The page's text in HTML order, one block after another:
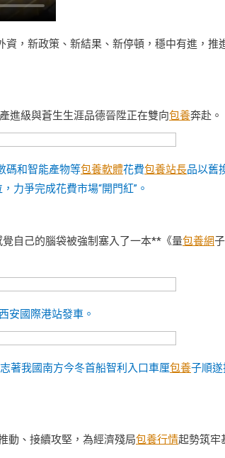
資，新政策、新結果、新停頓，穩中有進，推
進級與蒼生生涯品德晉陞正在雙向包養奔赴。
碼和智能產物等包養軟體花費包養站長品以舊
力爭完成花費市場“開門紅”。
自己的腦袋被強制塞入了一本**《量包養網
安國際港站發車。
著我國南方今冬首船智利入口車厘包養子順遂
動、接續攻堅，為經濟殘局包養行情起勢筑牢